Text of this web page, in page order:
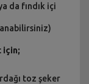
da fındık içi
için;
toz şeker